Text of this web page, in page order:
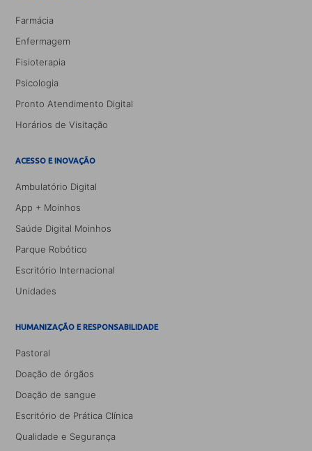
Farmácia
Enfermagem
Fisioterapia
Psicologia
Pronto Atendimento Digital
Horários de Visitação
ACESSO E INOVAÇÃO
Ambulatório Digital
App + Moinhos
Saúde Digital Moinhos
Parque Robótico
Escritório Internacional
Unidades
HUMANIZAÇÃO E RESPONSABILIDADE
Pastoral
Doação de órgãos
Doação de sangue
Escritório de Prática Clínica
Qualidade e Segurança